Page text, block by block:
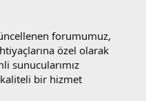
forumumuz,
özel olarak
sunucularımız
kaliteli bir hizmet